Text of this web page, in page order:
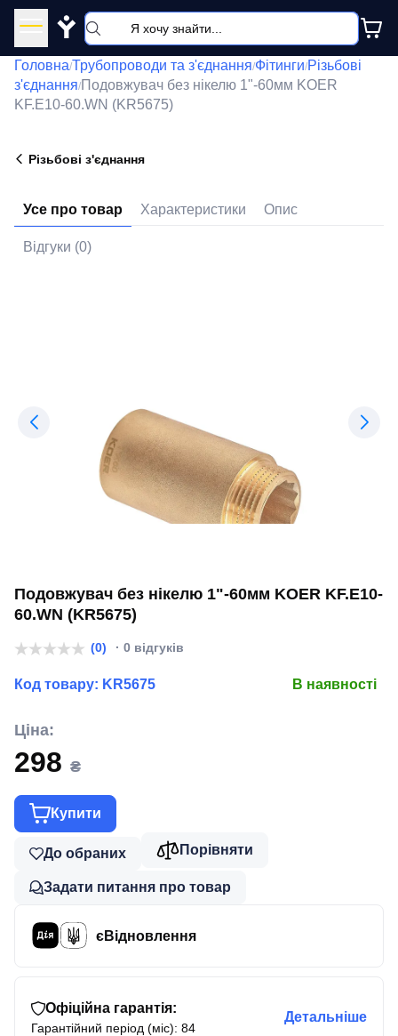
Y
Головна/Трубопроводи та з'єднання/Фітинги/Різьбові
з'єднання/Подовжувач без нікелю 1"-60мм KOER
KF.E10-60.WN (KR5675)
Різьбові з'єднання
Усе про товар Характеристики Опис
Відгуки (0)
Подовжувач без нікелю 1"-60мм KOER KF.E10-
60.WN (KR5675)
(0) · 0 відгуків
Код товару: KR5675 В наявності
Ціна:
298 ₴
Купити
До обраних Порівняти
Задати питання про товар
єВідновлення
Офіційна гарантія:
Гарантійний період (міс): 84
Детальніше